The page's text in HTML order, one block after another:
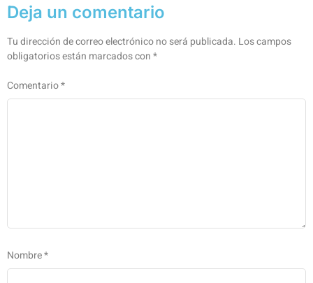
Deja un comentario
Tu dirección de correo electrónico no será publicada. Los campos
obligatorios están marcados con*
Comentario*
Nombre*